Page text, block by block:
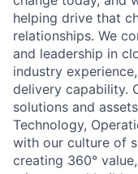
helping drive that
relationships. We
and leadership in
industry
delivery capability.
solutions and
Technology,
with our culture of
creating 360°